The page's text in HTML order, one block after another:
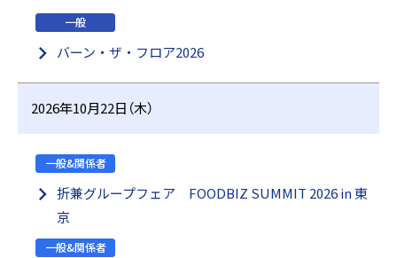
一般
バーン・ザ・フロア2026
2026年10月22日（木）
一般&関係者
折兼グループフェア FOODBIZ SUMMIT 2026 in 東
京
一般&関係者